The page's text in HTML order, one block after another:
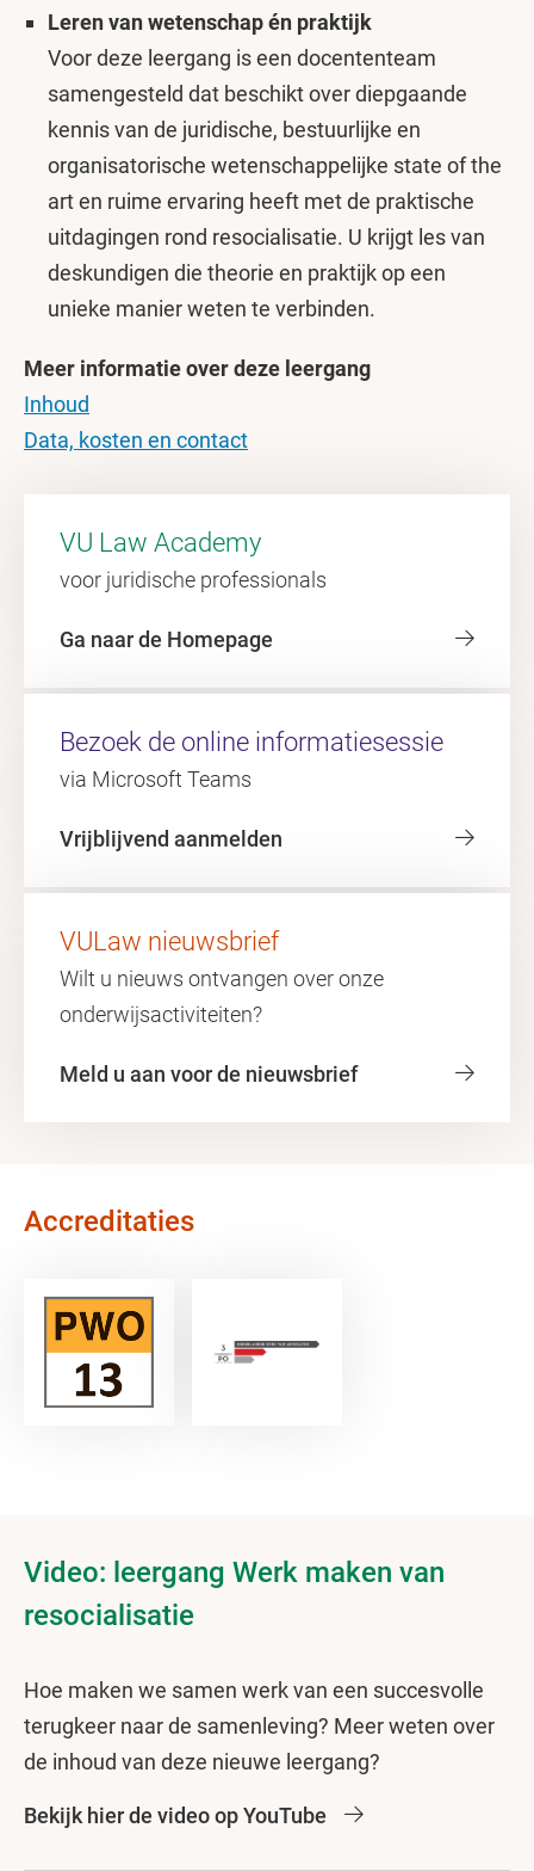
Leren van wetenschap én praktijk
Voor deze leergang is een docententeam
samengesteld dat beschikt over diepgaande
kennis van de juridische, bestuurlijke en
organisatorische wetenschappelijke state of the
art en ruime ervaring heeft met de praktische
uitdagingen rond resocialisatie. U krijgt les van
deskundigen die theorie en praktijk op een
unieke manier weten te verbinden.
Meer informatie over deze leergang
Inhoud
Data, kosten en contact
VU Law Academy
voor juridische professionals
Ga naar de Homepage
Bezoek de online informatiesessie
via Microsoft Teams
Vrijblijvend aanmelden
VULaw nieuwsbrief
Wilt u nieuws ontvangen over onze
onderwijsactiviteiten?
Meld u aan voor de nieuwsbrief
Accreditaties
Video: leergang Werk maken van
resocialisatie
Hoe maken we samen werk van een succesvolle
terugkeer naar de samenleving? Meer weten over
de inhoud van deze nieuwe leergang?
Bekijk hier de video op YouTube